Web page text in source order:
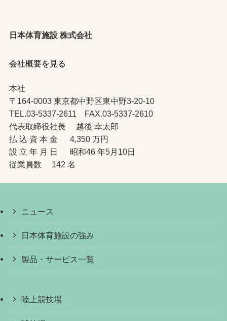
日本体育施設 株式会社
会社概要を見る
本社
〒164-0003 東京都中野区東中野3-20-10
TEL.03-5337-2611 FAX.03-5337-2610
代表取締役社長 越後 幸太郎
払 込 資 本 金 4,350 万円
設 立 年 月 日 昭和46 年5月10日
従業員数 142 名
ニュース
日本体育施設の強み
製品・サービス一覧
陸上競技場